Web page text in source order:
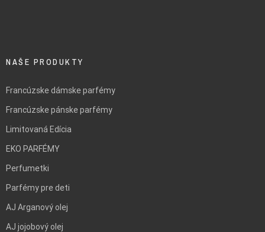
NAŠE PRODUKTY
Francúzske dámske parfémy
Francúzske pánske parfémy
Limitovaná Edícia
EKO PARFÉMY
Perfumetki
Parfémy pre deti
AJ Arganový olej
AJ jojobový olej